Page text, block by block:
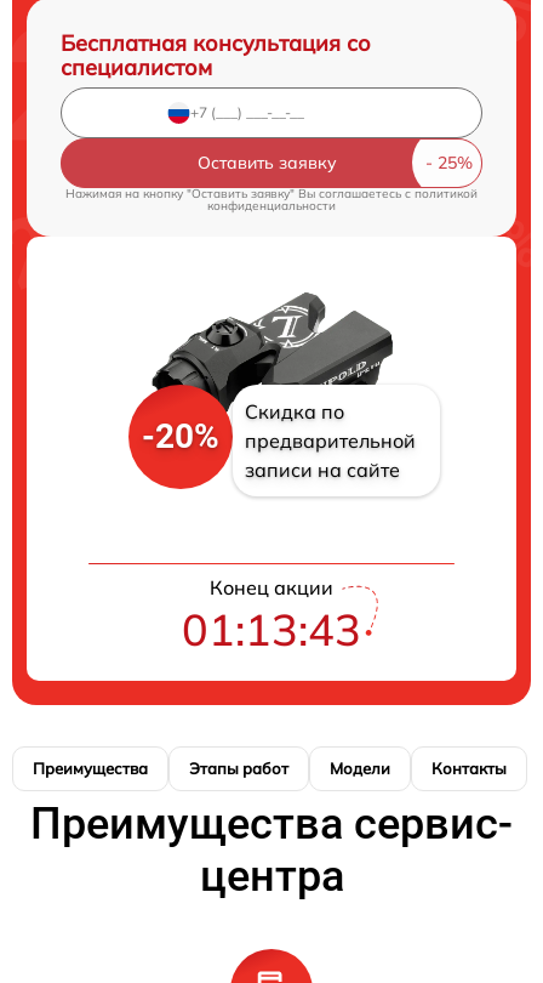
Бесплатная консультация со
специалистом
Оставить заявку
Нажимая на кнопку "Оставить заявку" Вы соглашаетесь cполитикой
конфиденциальности
-20%
Скидка по
предварительной
записи на сайте
Конец акции
01:13:42
Преимущества Этапы работ Модели Контакты
Преимущества сервис-
центра